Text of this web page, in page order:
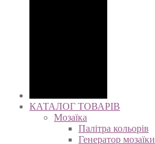
КАТАЛОГ ТОВАРІВ
Мозаїка
Палітра кольорів
Генератор мозаїки